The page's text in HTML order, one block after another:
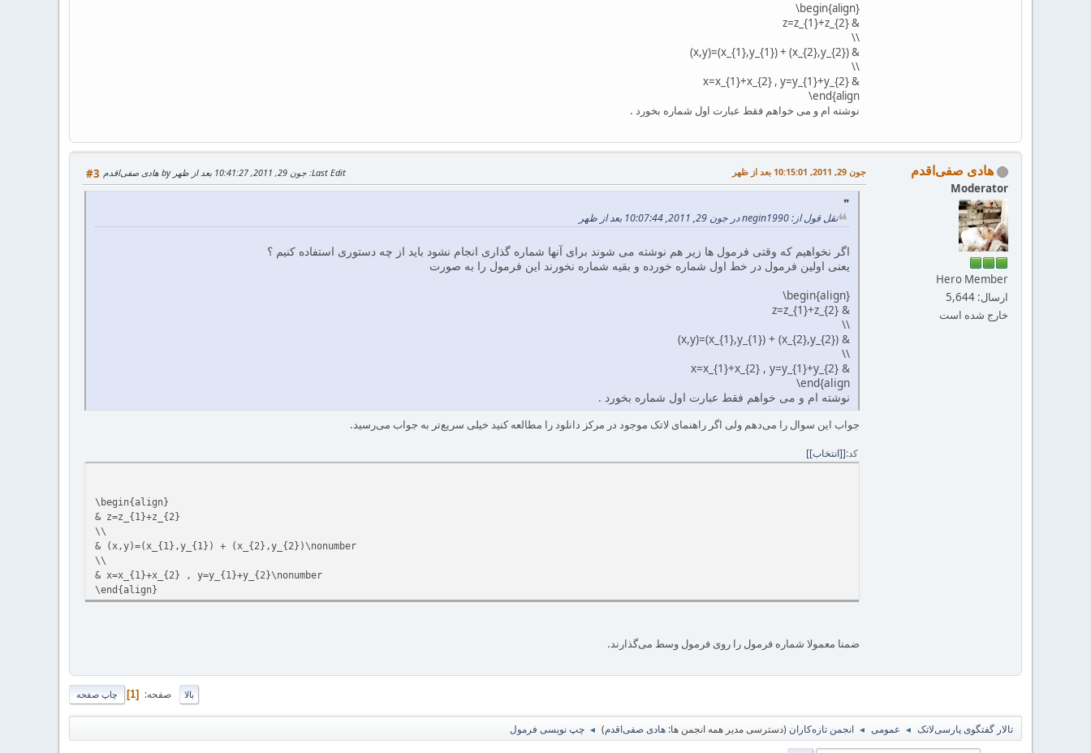
‎‎‎\begin{align}‎‎‎‎‎
& ‎‎‎‎‎‎‎z=‎‎‎z_{1}+z_{2‎}‎‎
‎\\‎
& ‎‎(x,y)=(x_{1},y_{1}) +‎ ‎(x_{2},y_{2})‎
‎\\‎‎‎‎‎‎
& ‎‎x=x_{1}+x_{2} ,‎ ‎y=y_{1}‎+y_{2‎}‎‎‎
‎\end{align
نوشته ام و می خواهم فقط عبارت اول شماره بخورد .
هادی صفی‌اقدم
Moderator
Hero Member
ارسال: 5,644
خارج شده است
#3 جون 29, 2011, 10:15:01 بعد از ظهر Last Edit: جون 29, 2011, 10:41:27 بعد از ظهر by هادی صفی‌اقدم
نقل قول از: negin1990 در جون 29, 2011, 10:07:44 بعد از ظهر
اگر نخواهیم که وقتی فرمول ها زیر هم نوشته می شوند برای آنها شماره گذاری انجام نشود باید از چه دستوری استفاده کنیم ؟
یعنی اولین فرمول در خط اول شماره خورده و بقیه شماره نخورند این فرمول را به صورت
‎‎‎\begin{align}‎‎‎‎‎
& ‎‎‎‎‎‎‎z=‎‎‎z_{1}+z_{2‎}‎‎
‎\\‎
& ‎‎(x,y)=(x_{1},y_{1}) +‎ ‎(x_{2},y_{2})‎
‎\\‎‎‎‎‎‎
& ‎‎x=x_{1}+x_{2} ,‎ ‎y=y_{1}‎+y_{2‎}‎‎‎
‎\end{align
نوشته ام و می خواهم فقط عبارت اول شماره بخورد .
جواب این سوال را می‌دهم ولی اگر راهنمای لاتک موجود در مرکز دانلود را مطالعه کنید خیلی سریع‌تر به جواب می‌رسید.
کد [انتخاب]
\begin{align}‎‎‎‎‎
& ‎‎‎‎‎‎‎z=‎‎‎z_{1}+z_{2‎}‎‎
‎\\‎
& ‎‎(x,y)=(x_{1},y_{1}) +‎ ‎(x_{2},y_{2})‎\nonumber
‎\\‎‎‎‎‎‎
& ‎‎x=x_{1}+x_{2} ,‎ ‎y=y_{1}‎+y_{2‎}‎‎‎\nonumber
‎\end{align}
ضمنا معمولا شماره فرمول را روی فرمول وسط می‌گذارند.
چاپ صفحه بالا صفحه 1
تالار گفتگوی پارسی‌لاتک ◄ عمومی ◄ انجمن تازه‌کاران (دسترسی مدیر همه انجمن ها: هادی صفی‌اقدم)
◄ چپ نویسی فرمول